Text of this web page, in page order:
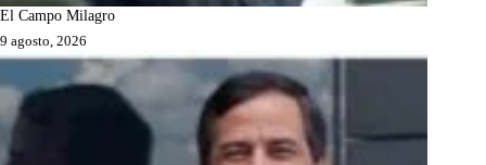
El Campo Milagro
9 agosto, 2026